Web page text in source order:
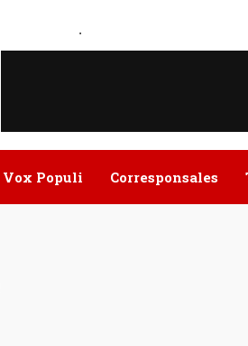
.
Vox Populi Corresponsales